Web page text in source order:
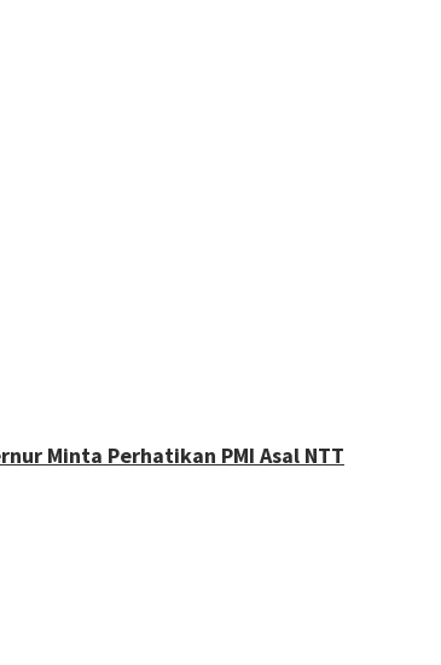
Minta Perhatikan PMI Asal NTT